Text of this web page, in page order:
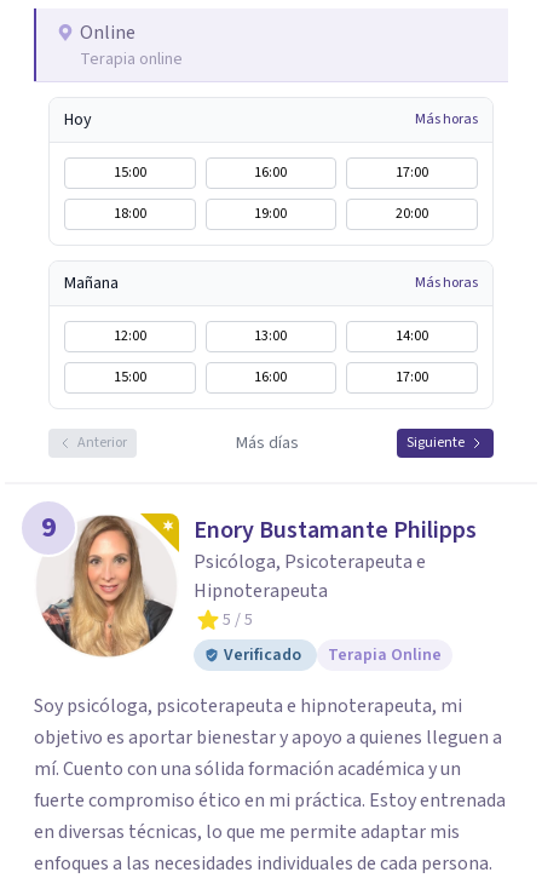
a lugares profundos según las necesidades de cada
proceso. También, Incorporo estrategias basadas en
mindfulness e hipnosis clínica para promover el
bienestar emocional.
Online
Terapia online
Hoy Más horas
15:00 16:00
17:00
18:00
19:00 20:00
Mañana Más horas
12:00 13:00
14:00
15:00
16:00 17:00
Anterior Más días Siguiente
9 Enory Bustamante Philipps
Psicóloga, Psicoterapeuta e
Hipnoterapeuta
5 / 5
Verificado
Terapia Online
Soy psicóloga, psicoterapeuta e hipnoterapeuta, mi
objetivo es aportar bienestar y apoyo a quienes lleguen a
mí. Cuento con una sólida formación académica y un
fuerte compromiso ético en mi práctica. Estoy entrenada
en diversas técnicas, lo que me permite adaptar mis
enfoques a las necesidades individuales de cada persona.